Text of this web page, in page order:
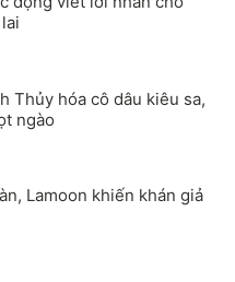
Thủy hóa cô dâu kiêu sa,
ngào
Lamoon khiến khán giả